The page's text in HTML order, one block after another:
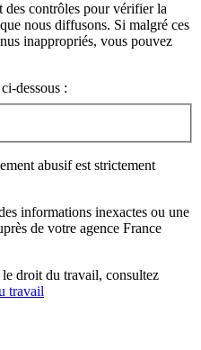
des contrôles pour vérifier la
nous diffusons. Si malgré ces
inappropriés, vous pouvez
dessous :
abusif est strictement
informations inexactes ou une
de votre agence France
le droit du travail, consultez
travail